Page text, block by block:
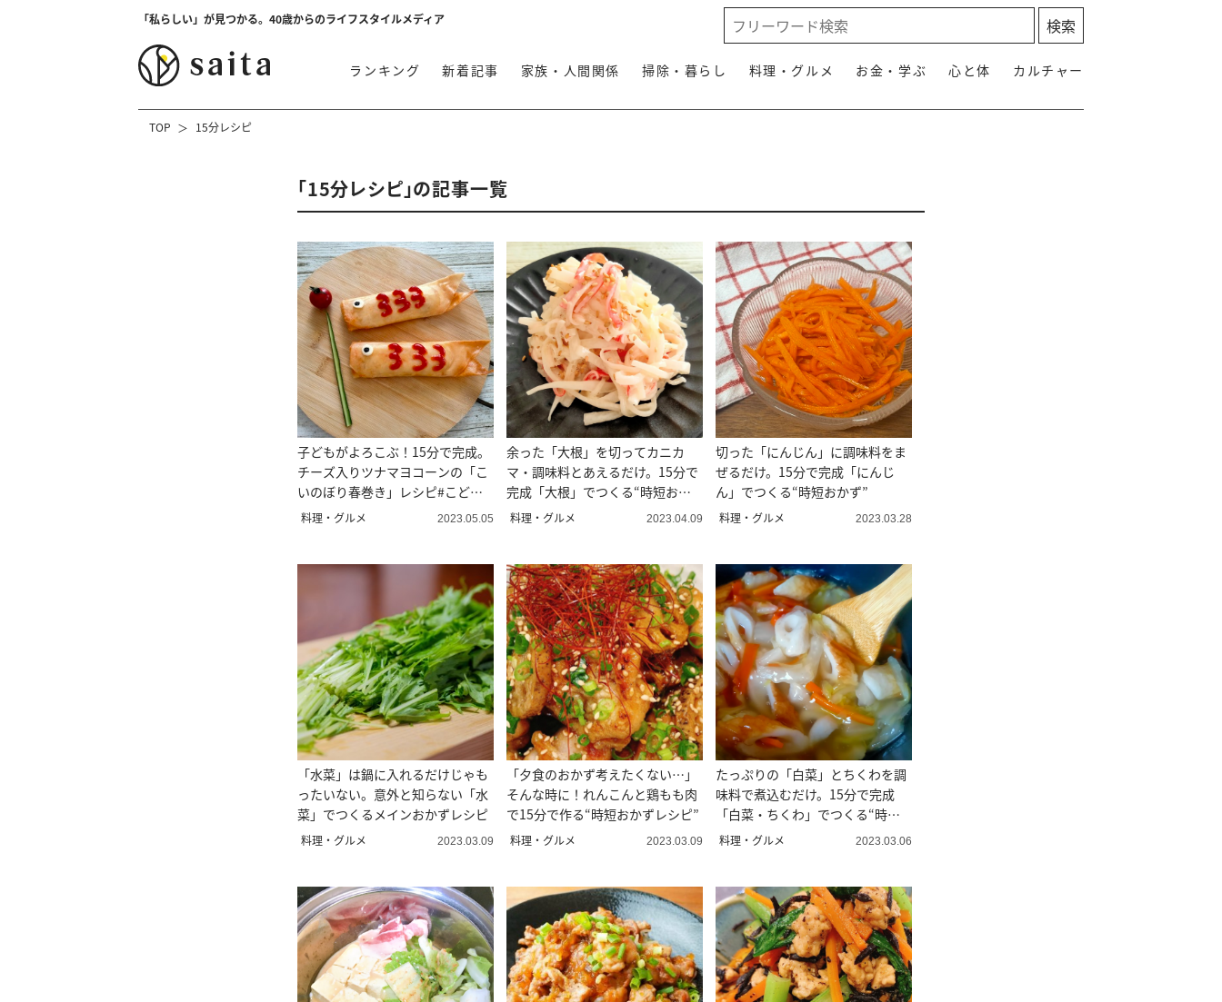
「私らしい」が見つかる。40歳からのライフスタイルメディア
ランキング 新着記事 家族・人間関係 掃除・暮らし 料理・グルメ お金・学ぶ 心と体 カルチャー
TOP 15分レシピ
「15分レシピ」の記事一覧
子どもがよろこぶ！15分で完成。
チーズ入りツナマヨコーンの「こ
いのぼり春巻き」レシピ#こども
の日
料理・グルメ 2023.05.05
余った「大根」を切ってカニカ
マ・調味料とあえるだけ。15分で
完成「大根」でつくる“時短おか
ず”
料理・グルメ 2023.04.09
切った「にんじん」に調味料をま
ぜるだけ。15分で完成「にんじ
ん」でつくる“時短おかず”
料理・グルメ 2023.03.28
「水菜」は鍋に入れるだけじゃも
ったいない。意外と知らない「水
菜」でつくるメインおかずレシピ
料理・グルメ 2023.03.09
「夕食のおかず考えたくない…」
そんな時に！れんこんと鶏もも肉
で15分で作る“時短おかずレシピ”
料理・グルメ 2023.03.09
たっぷりの「白菜」とちくわを調
味料で煮込むだけ。15分で完成
「白菜・ちくわ」でつくる“時短
おかず”
料理・グルメ 2023.03.06